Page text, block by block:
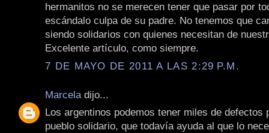
hermanitos no se merecen tener que pasar por
escándalo culpa de su padre. No tenemos que
siendo solidarios con quienes necesitan de
Excelente artículo, como siempre.
7 DE MAYO DE 2011 A LAS 2:29 P.M.
Marcela dijo...
Los argentinos podemos tener miles de defectos
pueblo solidario, que todavía ayuda al que lo